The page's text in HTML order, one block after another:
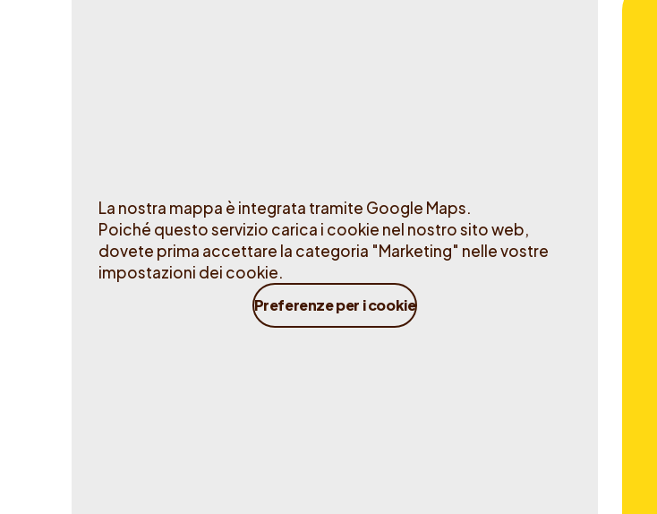
La nostra mappa è integrata tramite Google Maps.
Poiché questo servizio carica i cookie nel nostro sito web,
dovete prima accettare la categoria "Marketing" nelle vostre
impostazioni dei cookie.
Preferenze per i cookie